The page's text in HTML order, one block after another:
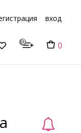
вход
0 0